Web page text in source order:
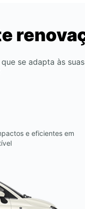
se adapta às suas
e eficientes em